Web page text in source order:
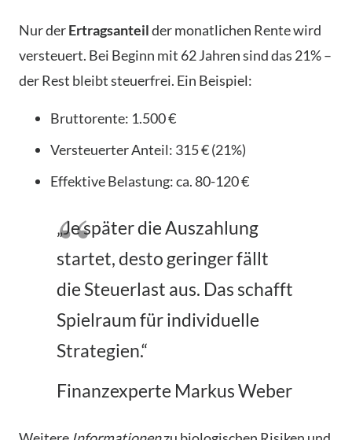
Nur derErtragsanteilder monatlichen Rente wird
versteuert. Bei Beginn mit 62 Jahren sind das 21% –
der Rest bleibt steuerfrei. Ein Beispiel:
Bruttorente: 1.500 €
Versteuerter Anteil: 315 € (21%)
Effektive Belastung: ca. 80-120 €
„Je später die Auszahlung
startet, desto geringer fällt
die Steuerlast aus. Das schafft
Spielraum für individuelle
Strategien.“
Finanzexperte Markus Weber